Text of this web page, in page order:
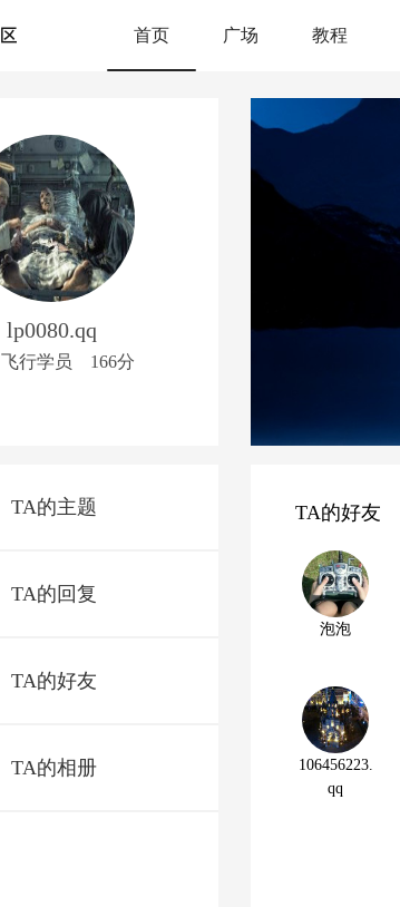
首页 广场 教程
lp0080.qq
飞行学员 166分
TA的主题
TA的回复
TA的好友
TA的相册
TA的好友
泡泡
106456223.
qq